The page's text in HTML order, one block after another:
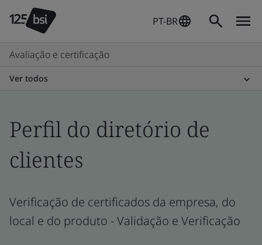
PT-BR
Avaliação e certificação
Ver todos
Perfil do diretório de
clientes
Verificação de certificados da empresa, do
local e do produto - Validação e Verificação